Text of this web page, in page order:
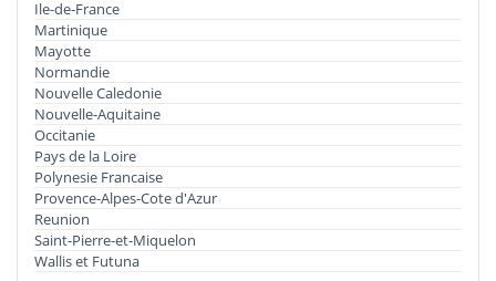
Ile-de-France
Martinique
Mayotte
Normandie
Nouvelle Caledonie
Nouvelle-Aquitaine
Occitanie
Pays de la Loire
Polynesie Francaise
Provence-Alpes-Cote d'Azur
Reunion
Saint-Pierre-et-Miquelon
Wallis et Futuna